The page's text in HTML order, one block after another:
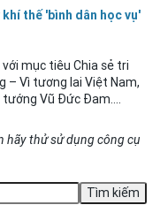
thế 'bình dân học vụ'
mục tiêu Chia sẻ tri
– Vì tương lai Việt Nam,
Vũ Đức Đam....
hãy thử sử dụng công cụ